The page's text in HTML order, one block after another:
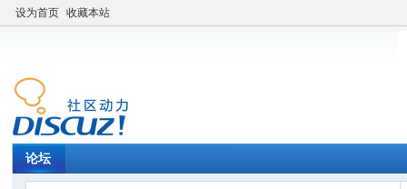
设为首页 收藏本站
论坛